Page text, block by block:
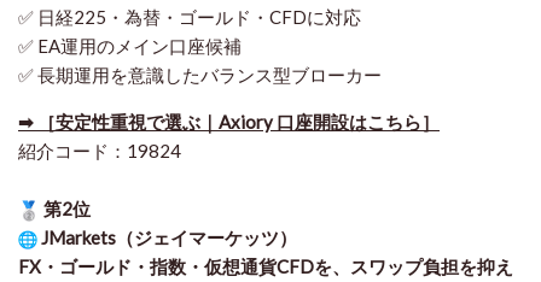
✅ 日経225・為替・ゴールド・CFDに対応
✅ EA運用のメイン口座候補
✅ 長期運用を意識したバランス型ブローカー
➡ ［安定性重視で選ぶ｜Axiory 口座開設はこちら］
紹介コード：19824
第2位
JMarkets（ジェイマーケッツ）
FX・ゴールド・指数・仮想通貨CFDを、スワップ負担を抑え